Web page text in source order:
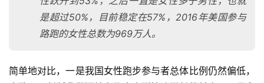
是超过50%，目前稳定在57%，2016年美国参与
路跑的女性总数为969万人。
简单地对比，一是我国女性跑步参与者总体比例仍然偏低，